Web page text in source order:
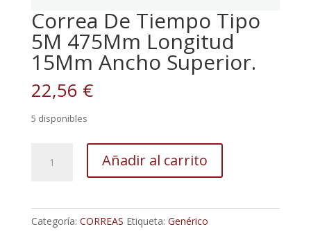
Correa De Tiempo Tipo
5M 475Mm Longitud
15Mm Ancho Superior.
22,56 €
5 disponibles
475Mm
Añadir al carrito
Categoría: CORREAS Etiqueta: Genérico